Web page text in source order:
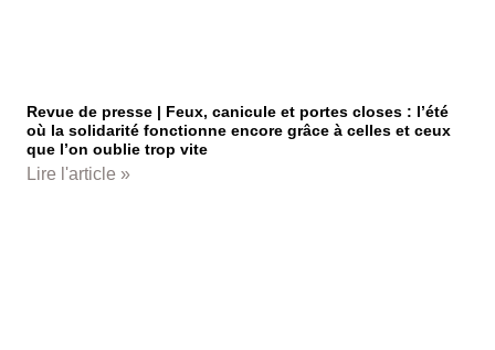
Revue de presse | Feux, canicule et portes closes : l’été
où la solidarité fonctionne encore grâce à celles et ceux
que l’on oublie trop vite
Lire l'article »